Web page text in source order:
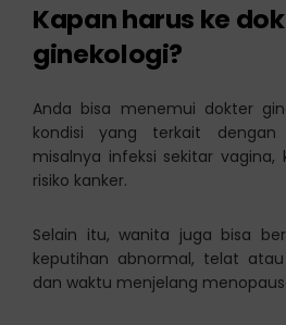
Kapan harus ke
ginekologi?
Anda bisa menemui dokter
kondisi yang terkait dengan
misalnya infeksi sekitar
risiko kanker.
Selain itu, wanita juga bisa
keputihan abnormal, telat
dan waktu menjelang